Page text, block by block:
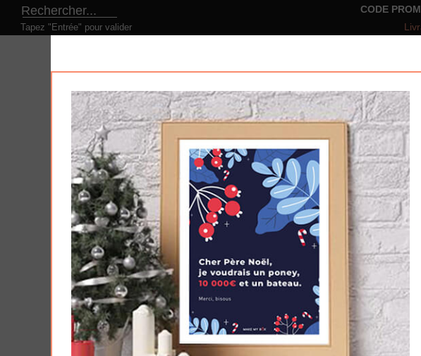
Tapez "Entrée" pour valider
CODE
LE CONCEPT NOS PRODUITS NOS DESIGNS DE BOX
Produits
Tous nos produits Lui dire je t'aime